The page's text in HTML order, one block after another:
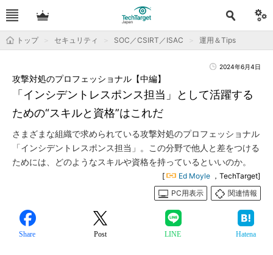
トップ セキュリティ SOC／CSIRT／ISAC 運用＆Tips
2024年6月4日
「インシデントレスポンス担当」として活躍する
ための“スキルと資格”はこれだ
攻撃対処のプロフェッショナル【中編】
さまざまな組織で求められている攻撃対処のプロフェッショナル
「インシデントレスポンス担当」。この分野で他人と差をつける
ためには、どのようなスキルや資格を持っているといいのか。
[ Ed Moyle ，TechTarget]
PC用表示
関連情報
Share Post LINE Hatena